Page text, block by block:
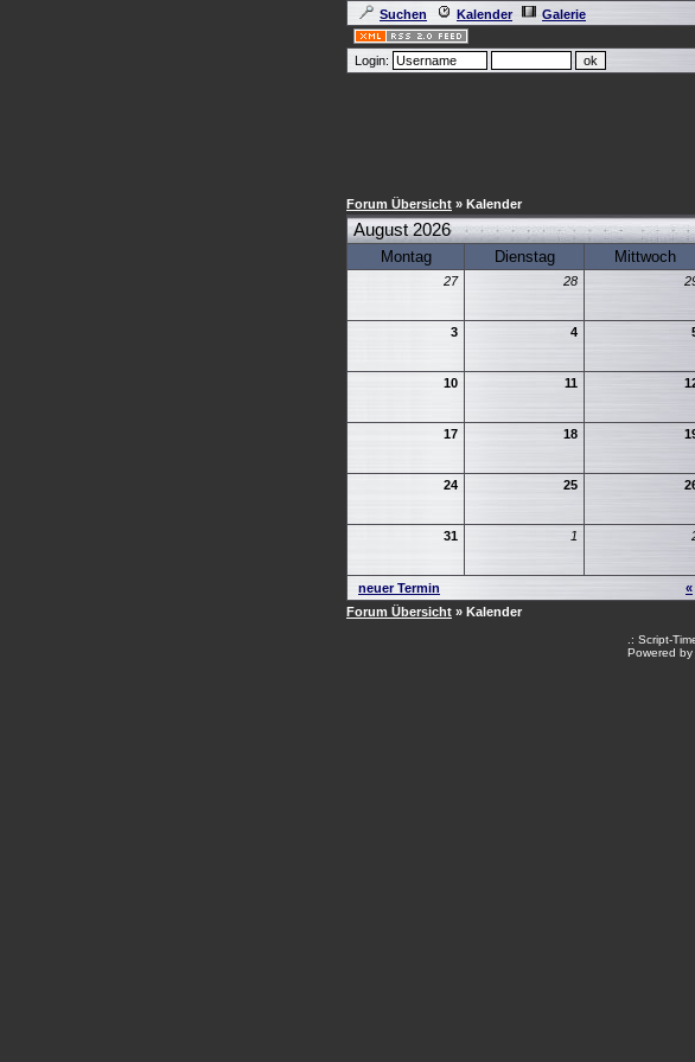
Suchen Kalender Galerie
Login:
Forum Übersicht » Kalender
August 2026
Montag Dienstag Mittwoch
27 28
3 4
10 11
17 18
24 25
31 1
neuer Termin «
Forum Übersicht » Kalender
.: Script-
Powered by